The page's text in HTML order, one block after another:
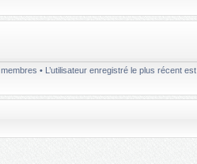
membres • L’utilisateur enregistré le plus récent est